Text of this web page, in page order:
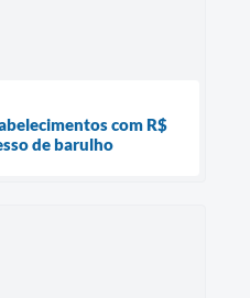
com R$
de barulho